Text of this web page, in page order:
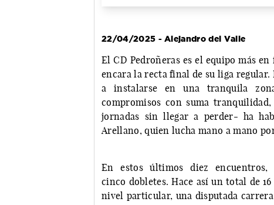
22/04/2025 - Alejandro del Valle
El CD Pedroñeras es el equipo más
encara la recta final de su liga regular.
a instalarse en una tranquila
compromisos con suma
jornadas sin llegar a perder- ha
Arellano, quien lucha mano a mano
En estos últimos diez
cinco dobletes. Hace así un total de
nivel particular, una disputada